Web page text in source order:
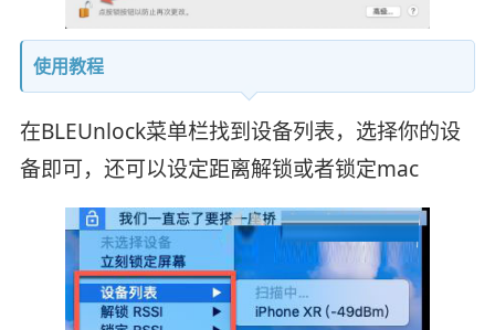
使用教程
在BLEUnlock菜单栏找到设备列表，选择你的设
备即可，还可以设定距离解锁或者锁定mac